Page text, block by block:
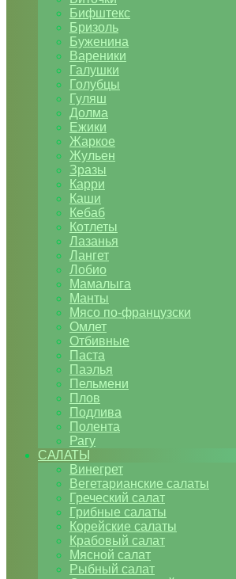
Бифштекс
Бризоль
Буженина
Вареники
Галушки
Голубцы
Гуляш
Долма
Ежики
Жаркое
Жульен
Зразы
Карри
Каши
Кебаб
Котлеты
Лазанья
Лангет
Лобио
Мамалыга
Манты
Мясо по-французски
Омлет
Отбивные
Паста
Паэлья
Пельмени
Плов
Подлива
Полента
Рагу
САЛАТЫ
Винегрет
Вегетарианские салаты
Греческий салат
Грибные салаты
Корейские салаты
Крабовый салат
Мясной салат
Рыбный салат